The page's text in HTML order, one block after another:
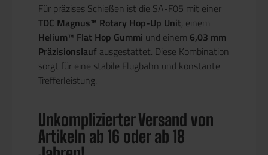
Für präzises Schießen ist die SA-F05 mit einer
TDC Magnus™ Rotary Hop-Up Unit, einem
Helium™ Flat Hop Gummi und einem 6,03 mm
Präzisionslauf ausgestattet. Diese Kombination
sorgt für eine stabile Flugbahn und konstante
Trefferleistung.
Unkomplizierter Versand von
Artikeln ab 16 oder ab 18